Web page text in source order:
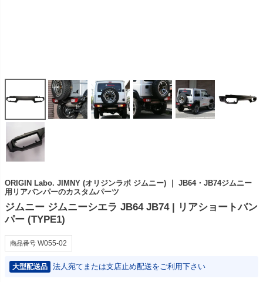
ORIGIN Labo. JIMNY (オリジンラボ ジムニー) ｜ JB64・JB74ジムニー
用リアバンパーのカスタムパーツ
ジムニー ジムニーシエラ JB64 JB74 | リアショートバン
パー (TYPE1)
商品番号 W055-02
大型配送品 法人宛てまたは支店止め配送をご利用下さい